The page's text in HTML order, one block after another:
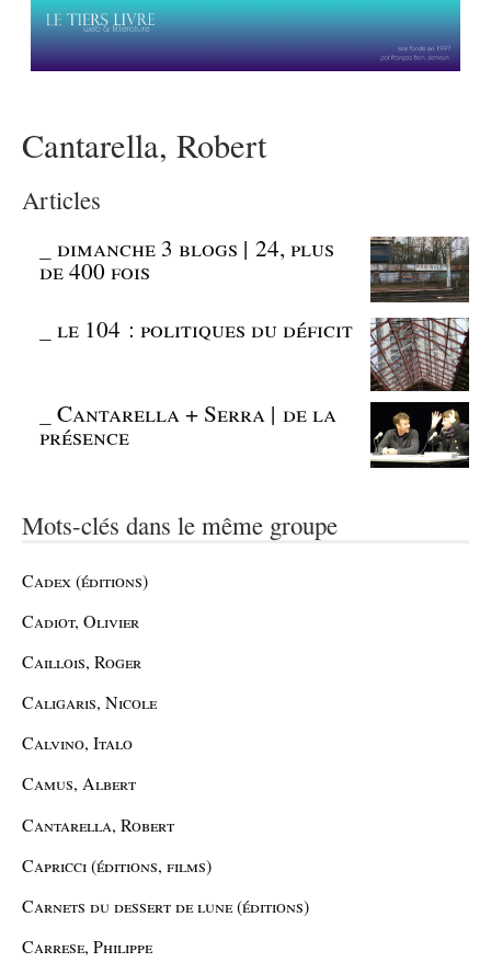
Cantarella, Robert
Articles
_dimanche 3 blogs | 24, plus
de 400 fois
_le 104 : politiques du déficit
_Cantarella + Serra | de la
présence
Mots-clés dans le même groupe
Cadex (éditions)
Cadiot, Olivier
Caillois, Roger
Caligaris, Nicole
Calvino, Italo
Camus, Albert
Cantarella, Robert
Capricci (éditions, films)
Carnets du dessert de lune (éditions)
Carrese, Philippe